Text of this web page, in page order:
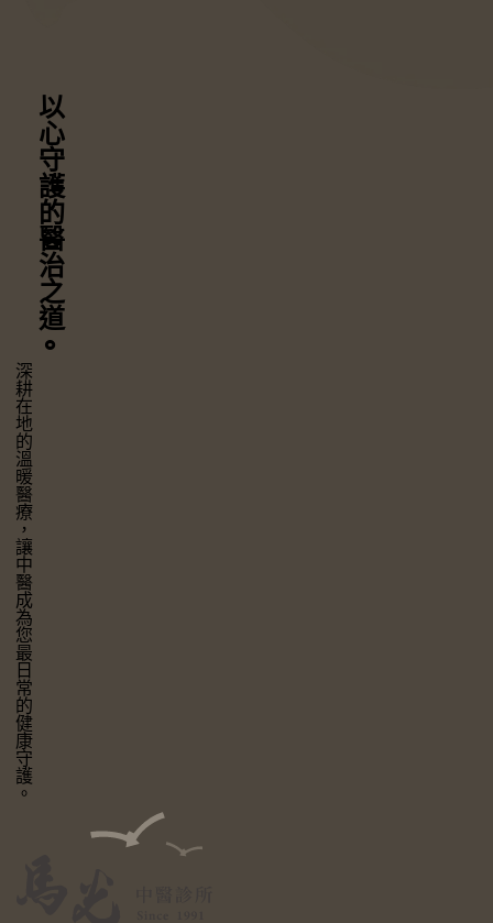
以心守護
的醫治之道
⚬
深耕在地的溫暖醫療，
讓中醫成為您最日常的健康守護。